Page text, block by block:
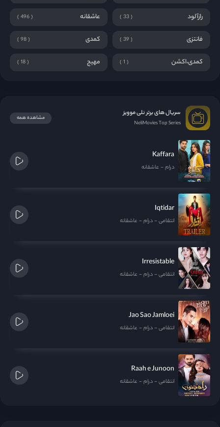
رازآلود 33 عاشقانه 496
فانتزی 39 کمدی 98
کمدی،اکشن 1 مهیج 18
سریال های برتر نلی موویز
NeliMovies Top Series
مشاهده همه
Kaffara
درام عاشقانه
Iqtidar
انتقامی درام عاشقانه
Irresistable
انتقامی درام عاشقانه
Jao Sao Jamloei
انتقامی درام عاشقانه
Raah e Junoon
انتقامی درام عاشقانه